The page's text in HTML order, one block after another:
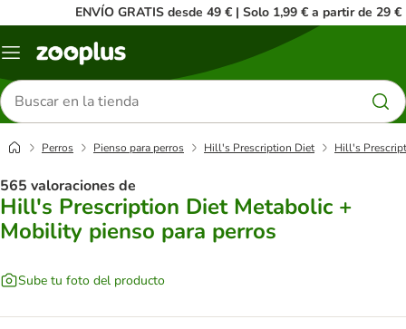
ENVÍO GRATIS desde 49 € | Solo 1,99 € a partir de 29 €
Menú
Buscar
productos
Perros Pienso para perros Hill's Prescription Diet Hill's
565 valoraciones de
Hill's Prescription Diet Metabolic +
Mobility pienso para perros
Sube tu foto del producto